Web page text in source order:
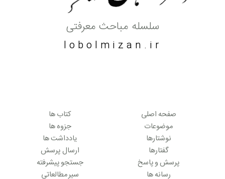
سلسله مباحث معرفتی
lobolmizan.ir
صفحه اصلی
موضوعات
نوشتارها
گفتارها
پرسش و پاسخ
رسانه ها
کتاب ها
جزوه ها
یادداشت ها
ارسال پرسش
جستجو پیشرفته
سیر مطالعاتی